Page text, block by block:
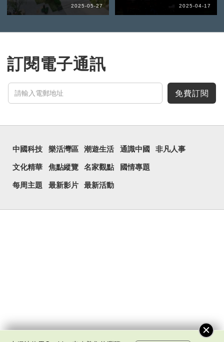
2025-05-27 2025-04-17
訂閱電子通訊
免費訂閱
中國科技 樂活灣區 潮遊生活 通識中國 非凡人事
文化精華 焦點縱覽 名家觀點 國情專題
每周主題 最新影片 最新活動